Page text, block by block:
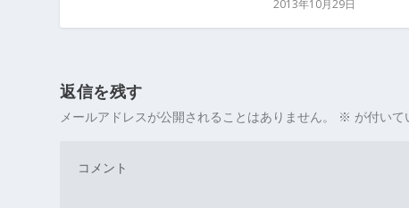
2013年10月29日
返信を残す
メールアドレスが公開されることはありません。 ※ が付いて